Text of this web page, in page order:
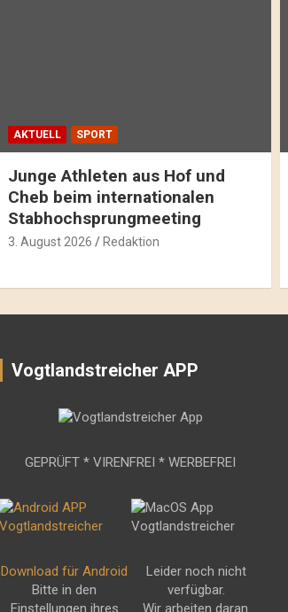
AKTUELL SPORT
Junge Athleten aus Hof und
Cheb beim internationalen
Stabhochsprungmeeting
3. August 2026 Redaktion
Vogtlandstreicher APP
GEPRÜFT * VIRENFREI * WERBEFREI
Download für Android
Bitte in den
Einstellungen ihres
Leider noch nicht
verfügbar.
Wir arbeiten daran.